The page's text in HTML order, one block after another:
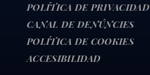
POLÍTICA DE PRIVACIDAD
CANAL DE DENÚNCIES
POLÍTICA DE COOKIES
ACCESIBILIDAD